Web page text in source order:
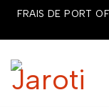
FRAIS DE PORT